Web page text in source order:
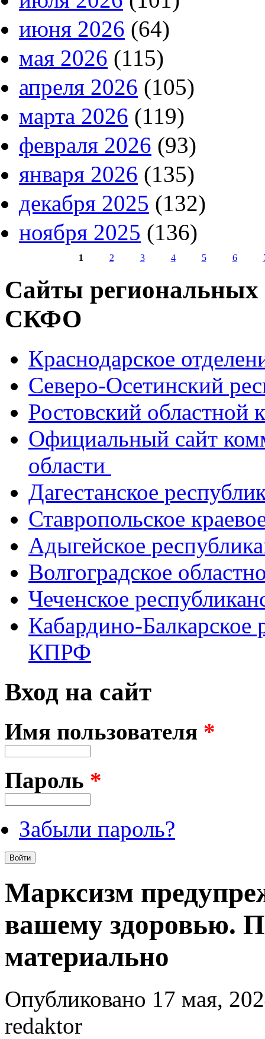
июня 2026 (64)
мая 2026 (115)
апреля 2026 (105)
марта 2026 (119)
февраля 2026 (93)
января 2026 (135)
декабря 2025 (132)
ноября 2025 (136)
1 2 3 4 5 6
Сайты
СКФО
Краснодарское
Северо-Осетинский
Ростовский
Официальный сайт
области
Дагестанское
Ставропольское
Адыгейское
Волгоградское
Чеченское
Кабардино-Балкарское
КПРФ
Вход на сайт
Имя пользователя *
Пароль *
Забыли пароль?
Марксизм
вашему здоровью.
материально
Опубликовано 17 мая,
redaktor